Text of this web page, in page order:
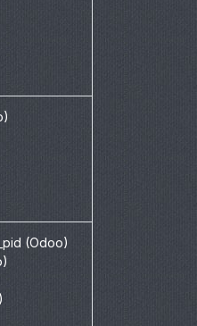
(Odoo)